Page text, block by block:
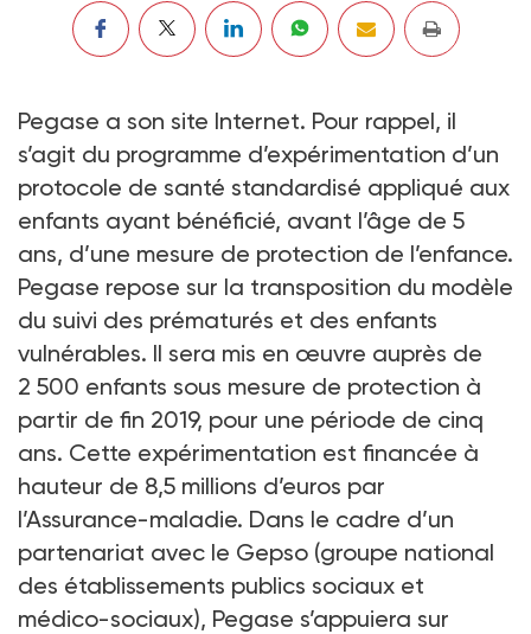
Pegase a son site Internet. Pour rappel, il
s’agit du programme d’expérimentation d’un
protocole de santé standardisé appliqué aux
enfants ayant bénéficié, avant l’âge de 5
ans, d’une mesure de protection de l’enfance.
Pegase repose sur la transposition du modèle
du suivi des prématurés et des enfants
vulnérables. Il sera mis en œuvre auprès de
2 500 enfants sous mesure de protection à
partir de fin 2019, pour une période de cinq
ans. Cette expérimentation est financée à
hauteur de 8,5 millions d’euros par
l’Assurance-maladie. Dans le cadre d’un
partenariat avec le Gepso (groupe national
des établissements publics sociaux et
médico-sociaux), Pegase s’appuiera sur